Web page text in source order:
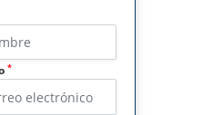
*